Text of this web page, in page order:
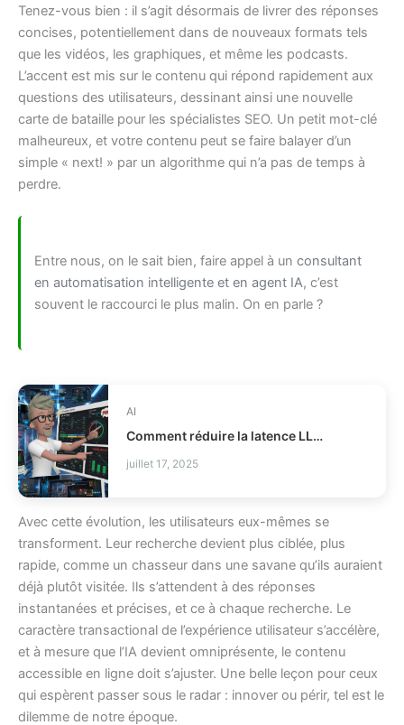
Tenez-vous bien : il s’agit désormais de livrer des réponses
concises, potentiellement dans de nouveaux formats tels
que les vidéos, les graphiques, et même les podcasts.
L’accent est mis sur le contenu qui répond rapidement aux
questions des utilisateurs, dessinant ainsi une nouvelle
carte de bataille pour les spécialistes SEO. Un petit mot-clé
malheureux, et votre contenu peut se faire balayer d’un
simple « next! » par un algorithme qui n’a pas de temps à
perdre.
Entre nous, on le sait bien, faire appel à un consultant
en automatisation intelligente et en agent IA, c’est
souvent le raccourci le plus malin. On en parle ?
AI
Comment réduire la latence LLM et les coûts en production ?
juillet 17, 2025
Avec cette évolution, les utilisateurs eux-mêmes se
transforment. Leur recherche devient plus ciblée, plus
rapide, comme un chasseur dans une savane qu’ils auraient
déjà plutôt visitée. Ils s’attendent à des réponses
instantanées et précises, et ce à chaque recherche. Le
caractère transactional de l’expérience utilisateur s’accélère,
et à mesure que l’IA devient omniprésente, le contenu
accessible en ligne doit s’ajuster. Une belle leçon pour ceux
qui espèrent passer sous le radar : innover ou périr, tel est le
dilemme de notre époque.